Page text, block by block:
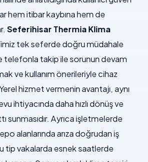
hem itibar kaybına hem de
Seferihisar Thermia Klima
tek seferde doğru müdahale
takip ile sorunun devam
ve kullanım önerileriyle cihaz
hizmet vermenin avantajı, aynı
ihtiyacında daha hızlı dönüş ve
sunmasıdır. Ayrıca işletmelerde
alanlarında arıza doğrudan iş
tip vakalarda esnek saatlerde